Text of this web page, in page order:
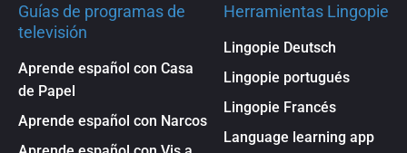
Guías de programas de
televisión
Aprende español con Casa
de Papel
Aprende español con Narcos
Herramientas Lingopie
Lingopie Deutsch
Lingopie portugués
Lingopie Francés
Language learning app